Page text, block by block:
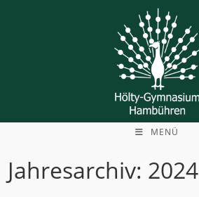
MENÜ
Jahresarchiv: 2024